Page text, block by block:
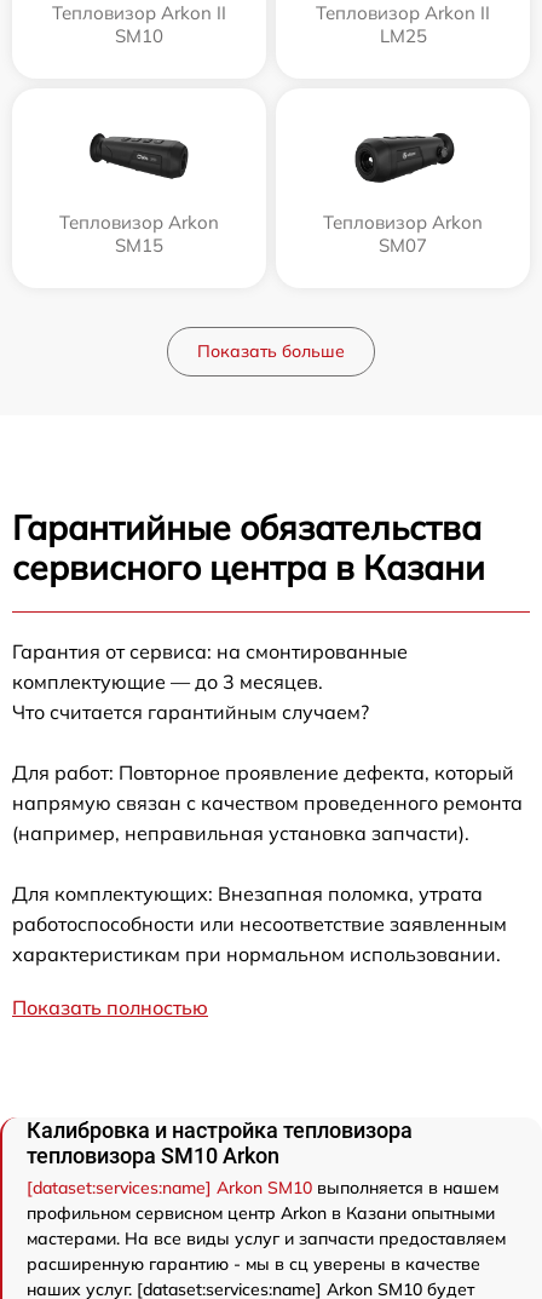
Тепловизор Arkon II
SM10
Тепловизор Arkon II
LM25
Тепловизор Arkon
SM15
Тепловизор Arkon
SM07
Показать больше
Гарантийные обязательства
сервисного центра в Казани
Гарантия от сервиса: на смонтированные
комплектующие — до 3 месяцев.
Что считается гарантийным случаем?
Для работ: Повторное проявление дефекта, который
напрямую связан с качеством проведенного ремонта
(например, неправильная установка запчасти).
Для комплектующих: Внезапная поломка, утрата
работоспособности или несоответствие заявленным
характеристикам при нормальном использовании.
Показать полностью
Калибровка и настройка тепловизора
тепловизора SM10 Arkon
[dataset:services:name] Arkon SM10 выполняется в нашем
профильном сервисном центр Arkon в Казани опытными
мастерами. На все виды услуг и запчасти предоставляем
расширенную гарантию - мы в сц уверены в качестве
наших услуг. [dataset:services:name] Arkon SM10 будет